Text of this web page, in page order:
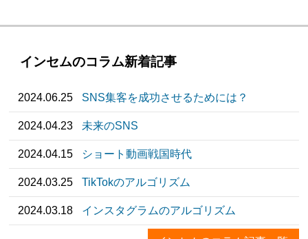
インセムのコラム新着記事
2024.06.25 SNS集客を成功させるためには？
2024.04.23 未来のSNS
2024.04.15 ショート動画戦国時代
2024.03.25 TikTokのアルゴリズム
2024.03.18 インスタグラムのアルゴリズム